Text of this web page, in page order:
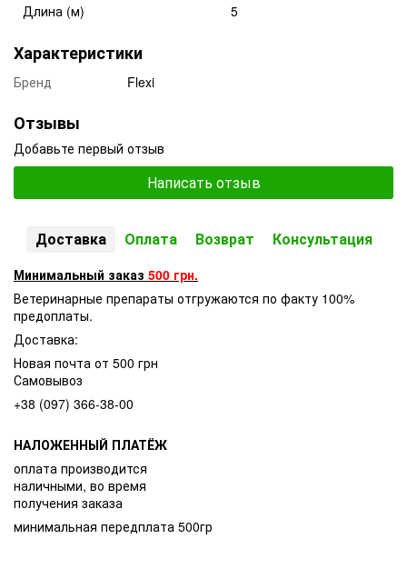
Длина (м)
5
Характеристики
Бренд Flexi
Отзывы
Добавьте первый отзыв
Написать отзыв
Доставка Оплата Возврат Консультация
Минимальный заказ 500 грн.
Ветеринарные препараты отгружаются по факту 100%
предоплаты.
Доставка:
Новая почта от 500 грн
Самовывоз
+38 (097) 366-38-00
НАЛОЖЕННЫЙ ПЛАТЁЖ
оплата производится
наличными, во время
получения заказа
минимальная передплата 500гр